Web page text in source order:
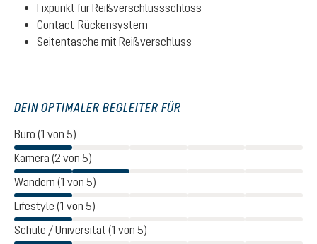
Fixpunkt für Reißverschlussschloss
Contact-Rückensystem
Seitentasche mit Reißverschluss
DEIN OPTIMALER BEGLEITER FÜR
Büro (1 von 5)
Kamera (2 von 5)
Wandern (1 von 5)
Lifestyle (1 von 5)
Schule / Universität (1 von 5)